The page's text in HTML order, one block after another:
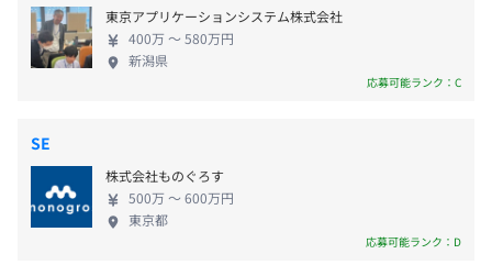
■『 Musetheque V4（ミューズテーク）』：FUJITSU 文
教ソリューション／デジタルアーカイブシステム
■『iLisfiera（アイリスフィエラ）』：県立、政令市、中
の高い機能や図書館運営の合理化・効率化に役立つ機能を
多数装備
■『データセンター』：「地域のコンピュータ室」として
さまざまな業種・業態のお客様の大事なシステムを運用
■残業手当
県の地域医療連携システム『まめネット』の構築に
携わり、海外展開／電子カルテシステム／介護事業
システム／小売業向けPOSシステム／バックオフィ
ス業務のパッケージソフト、受託開発をおこなって
います。 ■教育 博物館向け収蔵品管理システム／図
書館業務システム／大学職員の業務効率化システム
や学生向けサービス／学校間を結ぶネットワークの
東京アプリケーションシステム株式会社
400万 〜 580万円
新潟県
応募可能ランク：C
SE
株式会社ものぐろす
500万 〜 600万円
東京都
応募可能ランク：D